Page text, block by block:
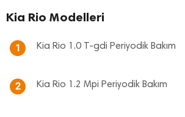
Kia Rio Modelleri
1 Kia Rio 1.0 T-gdi Periyodik Bakım
2 Kia Rio 1.2 Mpi Periyodik Bakım